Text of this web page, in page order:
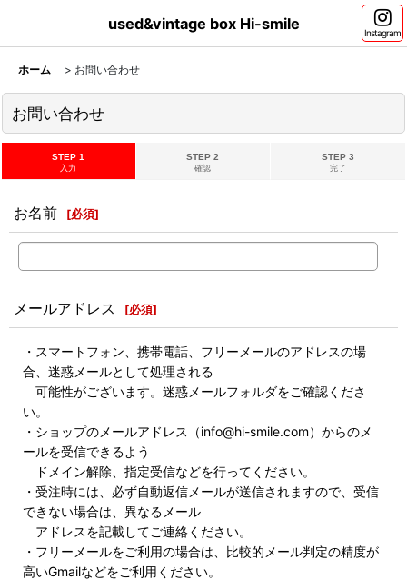
used&vintage box Hi-smile
Instagram
ホーム > お問い合わせ
お問い合わせ
STEP 1
入力
STEP 2
確認
STEP 3
完了
お名前 [必須]
メールアドレス [必須]
・スマートフォン、携帯電話、フリーメールのアドレスの場
合、迷惑メールとして処理される
可能性がございます。迷惑メールフォルダをご確認くださ
い。
・ショップのメールアドレス（info@hi-smile.com）からのメ
ールを受信できるよう
ドメイン解除、指定受信などを行ってください。
・受注時には、必ず自動返信メールが送信されますので、受信
できない場合は、異なるメール
アドレスを記載してご連絡ください。
・フリーメールをご利用の場合は、比較的メール判定の精度が
高いGmailなどをご利用ください。